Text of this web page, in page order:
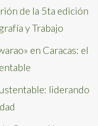
de la 5ta edición
y Trabajo
en Caracas: el
liderando